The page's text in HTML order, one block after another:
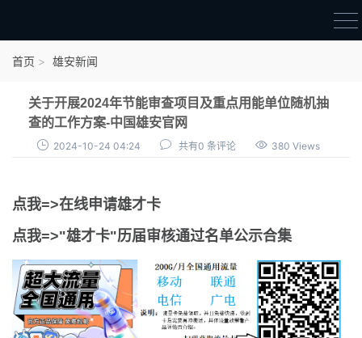
点我申领雄才卡
审核通过公示
首页 雄安新闻
关于开展2024年节能审查项目及重点用能单位随机抽
查的工作方案-中国雄安官网
2024-10-24 04:24 共有0 条评论 380 Views
点我=>在线申请雄才卡
点我=>"雄才卡"历届审核通过名单公示合集